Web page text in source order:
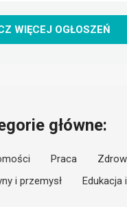
WIĘCEJ OGŁOSZEŃ
główne:
Praca
i przemysł Edukacja